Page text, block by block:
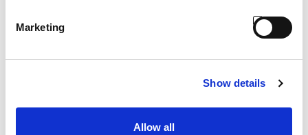
Marketing
Show details
Allow all
Cabina TGF Protector 100